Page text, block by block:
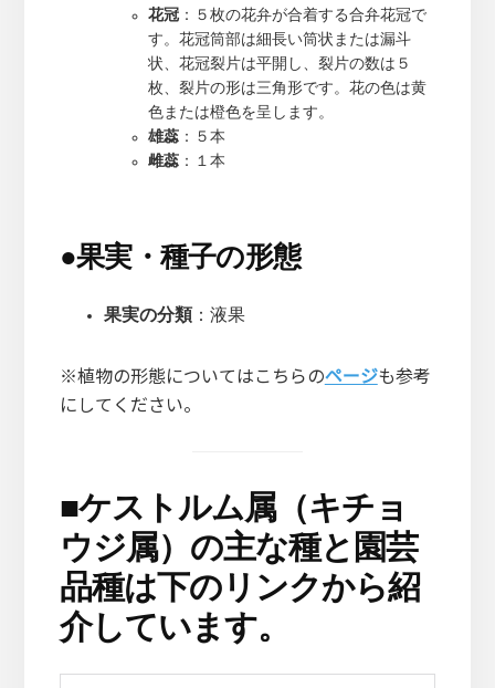
花冠：５枚の花弁が合着する合弁花冠で
す。花冠筒部は細長い筒状または漏斗
状、花冠裂片は平開し、裂片の数は５
枚、裂片の形は三角形です。花の色は黄
色または橙色を呈します。
雄蕊：５本
雌蕊：１本
●果実・種子の形態
果実の分類 ：液果
※植物の形態についてはこちらのページも参考
にしてください。
■ケストルム属（キチョ
ウジ属）の主な種と園芸
品種は下のリンクから紹
介しています。